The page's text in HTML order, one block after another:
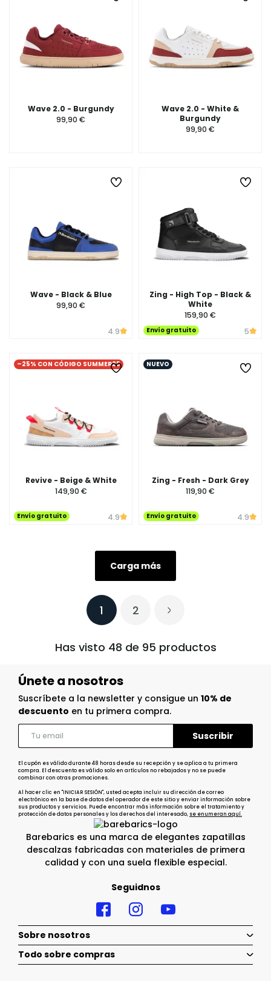
Wave 2.0 - Burgundy
99,90 €
Wave 2.0 - White &
Burgundy
99,90 €
Wave - Black & Blue
99,90 €
4.9
Zing - High Top - Black &
White
159,90 €
Envío gratuito 5
–25% CON CÓDIGO SUMMER25
Revive - Beige & White
149,90 €
Envío gratuito 4.9
NUEVO
Zing - Fresh - Dark Grey
119,90 €
Envío gratuito 4.9
Carga más
1 2
Has visto 48 de 95 productos
Barebarics es una marca de elegantes zapatillas
descalzas fabricadas con materiales de primera
calidad y con una suela flexible especial.
Seguidnos
Únete a nosotros
Suscríbete a la newsletter y consigue un 10% de
descuento en tu primera compra.
El cupón es válido durante 48 horas desde su recepción y se aplica a tu primera
compra. El descuento es válido solo en artículos no rebajados y no se puede
combinar con otras promociones.
Al hacer clic en "INICIAR SESIÓN", usted acepta incluir su dirección de correo
electrónico en la base de datos del operador de este sitio y enviar información sobre
sus productos y servicios. Puede encontrar más información sobre el tratamiento y
protección de datos personales y los derechos del interesado, se enumeran aquí.
Sobre nosotros
Todo sobre compras